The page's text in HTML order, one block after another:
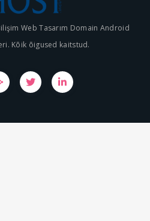
Web Tasarım Domain Android
Kõik õigused kaitstud.